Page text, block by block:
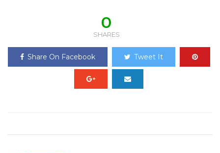
0
SHARES
Share On Facebook Tweet It